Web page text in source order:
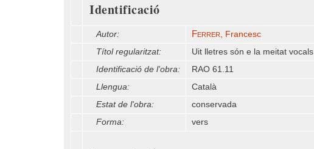
Identificació
Autor: Ferrer, Francesc
Títol regularitzat:
Uit lletres són e la meitat vocals
Identificació de l'obra:
RAO 61.11
Llengua:
Català
Estat de l'obra:
conservada
Forma:
vers